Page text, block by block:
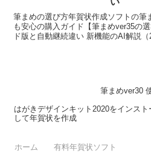
筆まめの選び方年賀状作成ソフトの筆
も安心の購入ガイド【筆まめver35の
ド版と自動継続違い 新機能のAI解説
筆まめver30
はがきデザインキット2020をインスト
して年賀状を作成
ホーム 有料年賀状ソフト